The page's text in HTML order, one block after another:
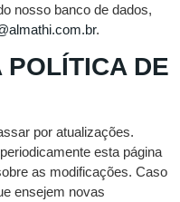
nosso banco de dados,
.
POLÍTICA DE
por atualizações.
esta página
as modificações. Caso
ensejem novas